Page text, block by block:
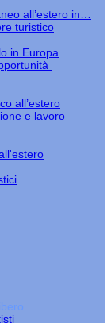
all’estero in…
turistico
in Europa
all’estero
e lavoro